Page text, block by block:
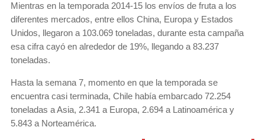
Mientras en la temporada 2014-15 los envíos de fruta a los
diferentes mercados, entre ellos China, Europa y Estados
Unidos, llegaron a 103.069 toneladas, durante esta campaña
esa cifra cayó en alrededor de 19%, llegando a 83.237
toneladas.
Hasta la semana 7, momento en que la temporada se
encuentra casi terminada, Chile había embarcado 72.254
toneladas a Asia, 2.341 a Europa, 2.694 a Latinoamérica y
5.843 a Norteamérica.